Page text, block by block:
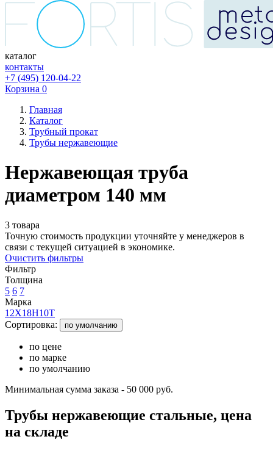
каталог
контакты
+7 (495) 120-04-22
Корзина 0
Главная
Каталог
Трубный прокат
Трубы нержавеющие
Нержавеющая труба
диаметром 140 мм
3 товара
Точную стоимость продукции уточняйте у менеджеров в
связи с текущей ситуацией в экономике.
Очистить фильтры
Фильтр
Толщина
5 6 7
Марка
12Х18Н10Т
Сортировка:
по умолчанию
по цене
по марке
по умолчанию
Минимальная сумма заказа - 50 000 руб.
Трубы нержавеющие стальные, цена
на складе